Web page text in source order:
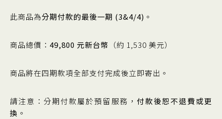
此商品為分期付款的最後一期 (3&4/4) 。
商品總價： 49,800 元新台幣 （約 1,530 美元）
商品將在四期款項全部支付完成後立即寄出。
請注意：分期付款屬於預留服務， 付款後恕不退費或更
換 。